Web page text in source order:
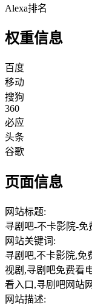
Alexa排名
权重信息
百度
移动
搜狗
360
必应
头条
谷歌
页面信息
网站标题:
寻剧吧-不卡影院-免
网站关键词:
寻剧吧,不卡影院,免
视剧,寻剧吧免费看
看入口,寻剧吧网站
网站描述: